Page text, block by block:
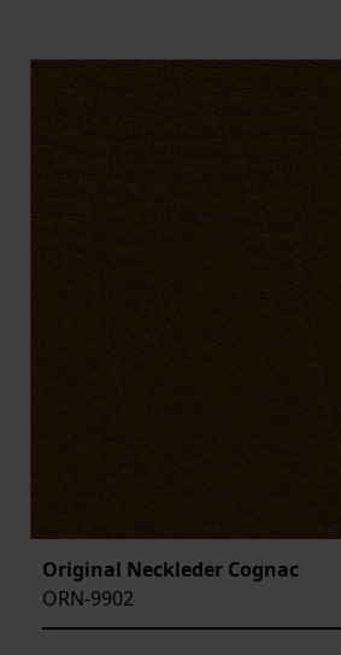
Original Neckleder Cognac
ORN-9902